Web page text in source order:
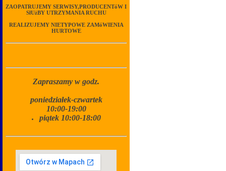
ZAOPATRUJEMY SERWISY,PRODUCENTóW I
SłUżBY UTRZYMANIA RUCHU
REALIZUJEMY NIETYPOWE ZAMóWIENIA
HURTOWE
Zapraszamy w godz.
poniedziałek-czwartek
10:00-19:00
piątek 10:00-18:00